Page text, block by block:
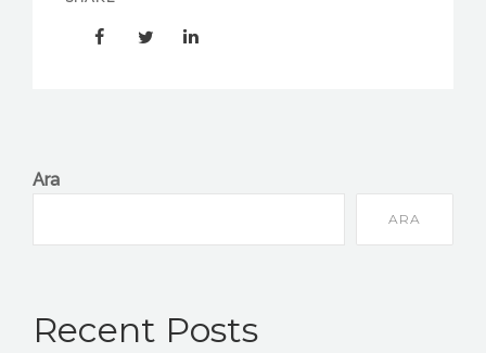
Ara
ARA
Recent Posts